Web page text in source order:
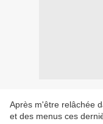
Après m'être relâchée
et des menus ces